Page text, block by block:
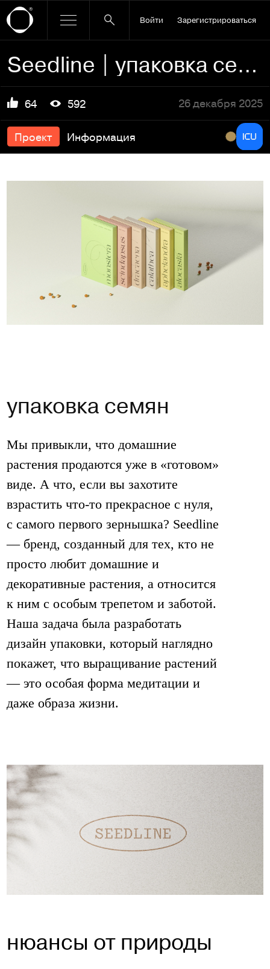
Войти Зарегистрироваться
Seedline | упаковка семян
64 592 26 декабря 2025
Проект Информация
упаковка семян
Мы привыкли, что домашние
растения продаются уже в «готовом»
виде. А что, если вы захотите
взрастить что-то прекрасное с нуля,
с самого первого зернышка? Seedline
— бренд, созданный для тех, кто не
просто любит домашние и
декоративные растения, а относится
к ним с особым трепетом и заботой.
Наша задача была разработать
дизайн упаковки, который наглядно
покажет, что выращивание растений
— это особая форма медитации и
даже образа жизни.
нюансы от природы